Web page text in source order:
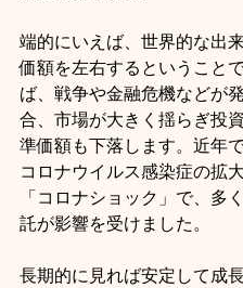
端的にいえば、世界的な出
価額を左右するということ
ば、戦争や金融危機などが
合、市場が大きく揺らぎ投
準価額も下落します。近年
コロナウイルス感染症の拡
「コロナショック」で、多
託が影響を受けました。
長期的に見れば安定して成